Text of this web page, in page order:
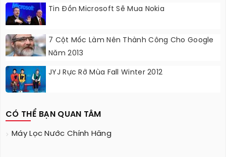
Tin Đồn Microsoft Sẽ Mua Nokia
7 Cột Mốc Làm Nên Thành Công Cho Google
Năm 2013
JYJ Rực Rỡ Mùa Fall Winter 2012
CÓ THỂ BẠN QUAN TÂM
Máy Lọc Nước Chính Hãng